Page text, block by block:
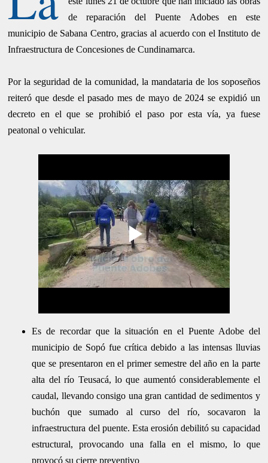
de reparación del Puente Adobes en este
municipio de Sabana Centro, gracias al acuerdo con el Instituto de
Infraestructura de Concesiones de Cundinamarca.
Por la seguridad de la comunidad, la mandataria de los soposeños
reiteró que desde el pasado mes de mayo de 2024 se expidió un
decreto en el que se prohibió el paso por esta vía, ya fuese
peatonal o vehicular.
Es de recordar que la situación en el Puente Adobe del
municipio de Sopó fue crítica debido a las intensas lluvias
que se presentaron en el primer semestre del año en la parte
alta del río Teusacá, lo que aumentó considerablemente el
caudal, llevando consigo una gran cantidad de sedimentos y
buchón que sumado al curso del río, socavaron la
infraestructura del puente. Esta erosión debilitó su capacidad
estructural, provocando una falla en el mismo, lo que
provocó su cierre preventivo